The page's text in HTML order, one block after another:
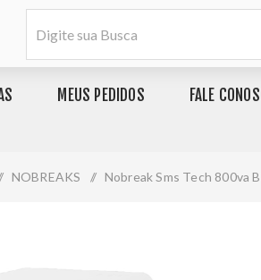
MEUS PEDIDOS FALE
/ NOBREAKS / Nobreak Sms Tech 800va